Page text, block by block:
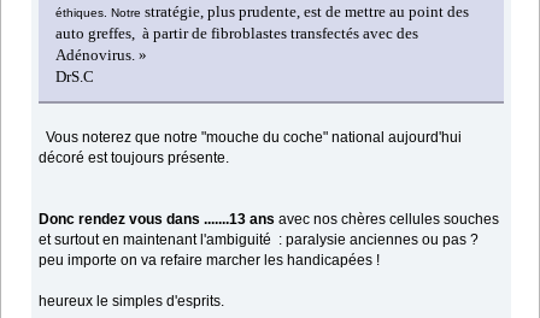
éthiques. Notrestratégie, plus prudente, est de mettre au point des
auto greffes, à partir de fibroblastes transfectés avec des
Adénovirus. »
DrS.C
Vous noterez que notre "mouche du coche" national aujourd'hui
décoré est toujours présente.
Donc rendez vous dans .......13 ansavec nos chères cellules souches
et surtout en maintenant l'ambiguité : paralysie anciennes ou pas ?
peu importe on va refaire marcher les handicapées !
heureux le simples d'esprits.